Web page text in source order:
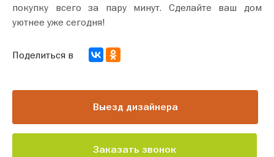
покупку всего за пару минут. Сделайте ваш дом
уютнее уже сегодня!
Выезд дизайнера
Заказать звонок
Поделиться в